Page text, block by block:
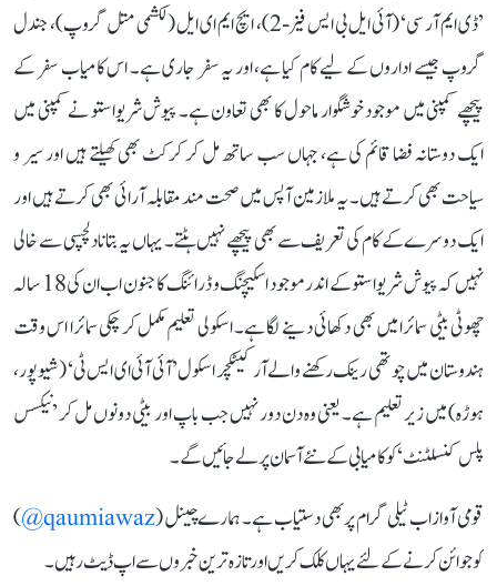
’ڈی ایم آر سی‘ (آئی ایل بی ایس فیز-2)، ایچ ایم ای ایل (لکشمی متل گروپ)، جندل
گروپ جیسے اداروں کے لیے کام کیا ہے، اور یہ سفر جاری ہے۔ اس کامیاب سفر کے
پیچھے کمپنی میں موجود خوشگوار ماحول کا بھی تعاون ہے۔ پیوش شریواستو نے کمپنی میں
ایک دوستانہ فضا قائم کی ہے، جہاں سب ساتھ مل کر کرکٹ بھی کھیلتے ہیں اور سیر و
سیاحت بھی کرتے ہیں۔ یہ ملازمین آپس میں صحت مند مقابلہ آرائی بھی کرتے ہیں اور
ایک دوسرے کے کام کی تعریف سے بھی پیچھے نہیں ہٹتے۔ یہاں یہ بتانا دلچسپی سے خالی
نہیں کہ پیوش شریواستو کے اندر موجود اسکیچنگ و ڈرائنگ کا جنون اب ان کی 18 سالہ
چھوٹی بیٹی سمائرا میں بھی دکھائی دینے لگا ہے۔ اسکولی تعلیم مکمل کر چکی سمائرا اس وقت
ہندوستان میں چوتھی رینک رکھنے والے آرکیٹکچر اسکول ’آئی آئی ای ایس ٹی‘ (شیوپور،
ہوڑہ) میں زیر تعلیم ہے۔ یعنی وہ دن دور نہیں جب باپ اور بیٹی دونوں مل کر ’نیکسس
پلس کنسلٹنٹ‘ کو کامیابی کے نئے آسمان پر لے جائیں گے۔
قومی آواز اب ٹیلی گرام پر بھی دستیاب ہے۔ ہمارے چینل (qaumiawaz@
)
کو جوائن کرنے کے لئے یہاں کلک کریں اور تازہ ترین خبروں سے اپ ڈیٹ رہیں۔